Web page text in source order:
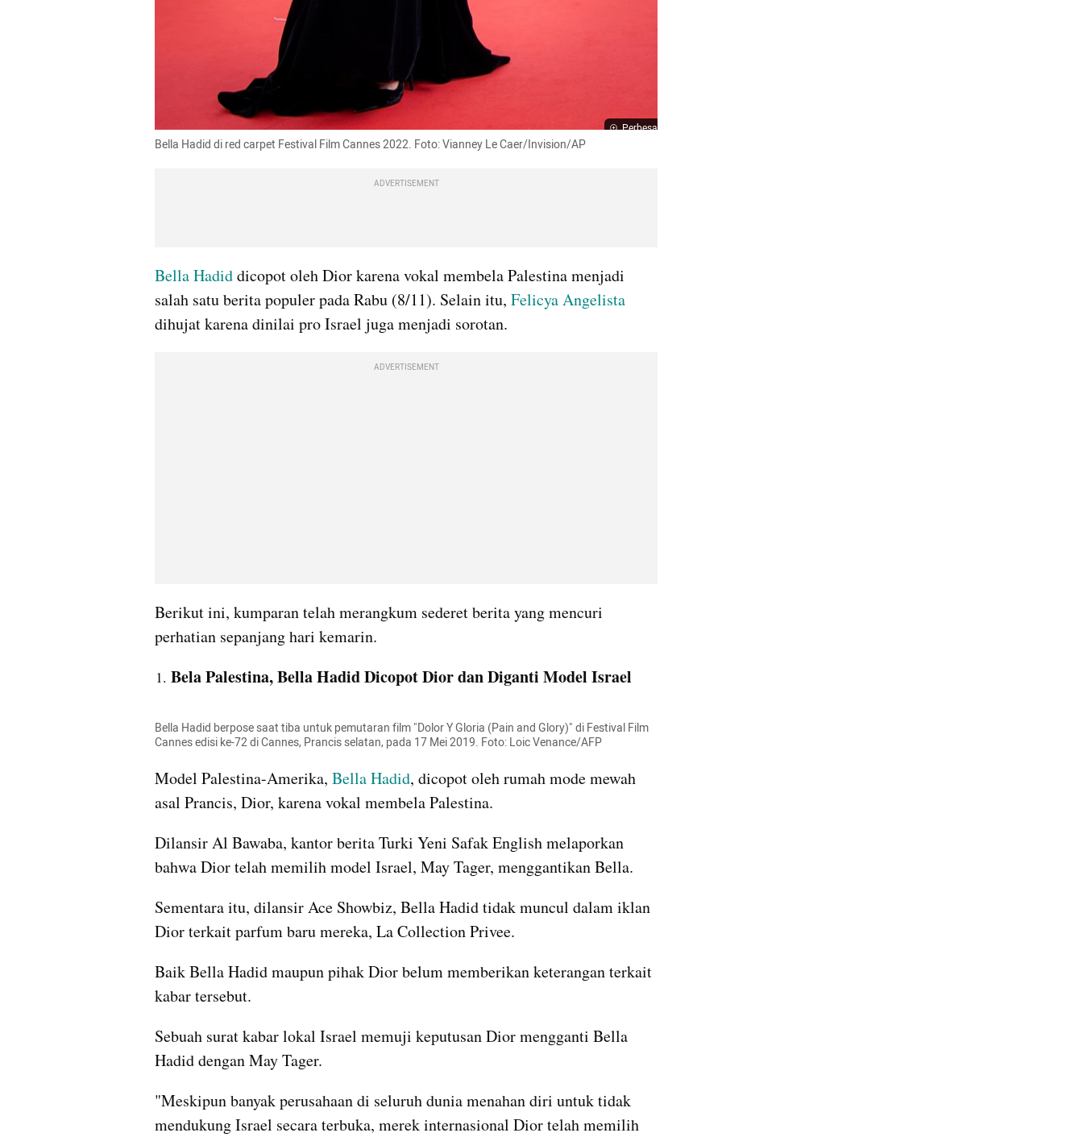
Perbesar
Bella Hadid di red carpet Festival Film Cannes 2022. Foto: Vianney Le Caer/Invision/AP
ADVERTISEMENT
Bella Hadid dicopot oleh Dior karena vokal membela Palestina menjadi
salah satu berita populer pada Rabu (8/11). Selain itu, Felicya Angelista
dihujat karena dinilai pro Israel juga menjadi sorotan.
ADVERTISEMENT
Berikut ini, kumparan telah merangkum sederet berita yang mencuri
perhatian sepanjang hari kemarin.
Bela Palestina, Bella Hadid Dicopot Dior dan Diganti Model Israel
Bella Hadid berpose saat tiba untuk pemutaran film "Dolor Y Gloria (Pain and Glory)" di Festival Film
Cannes edisi ke-72 di Cannes, Prancis selatan, pada 17 Mei 2019. Foto: Loic Venance/AFP
Model Palestina-Amerika, Bella Hadid, dicopot oleh rumah mode mewah
asal Prancis, Dior, karena vokal membela Palestina.
Dilansir Al Bawaba, kantor berita Turki Yeni Safak English melaporkan
bahwa Dior telah memilih model Israel, May Tager, menggantikan Bella.
Sementara itu, dilansir Ace Showbiz, Bella Hadid tidak muncul dalam iklan
Dior terkait parfum baru mereka, La Collection Privee.
Baik Bella Hadid maupun pihak Dior belum memberikan keterangan terkait
kabar tersebut.
Sebuah surat kabar lokal Israel memuji keputusan Dior mengganti Bella
Hadid dengan May Tager.
"Meskipun banyak perusahaan di seluruh dunia menahan diri untuk tidak
mendukung Israel secara terbuka, merek internasional Dior telah memilih